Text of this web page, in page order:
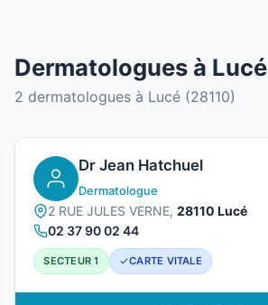
Dermatologues à Lucé
2 dermatologues à Lucé (28110)
Dr Jean Hatchuel
Dermatologue
2 RUE JULES VERNE, 28110 Lucé
02 37 90 02 44
SECTEUR 1 CARTE VITALE